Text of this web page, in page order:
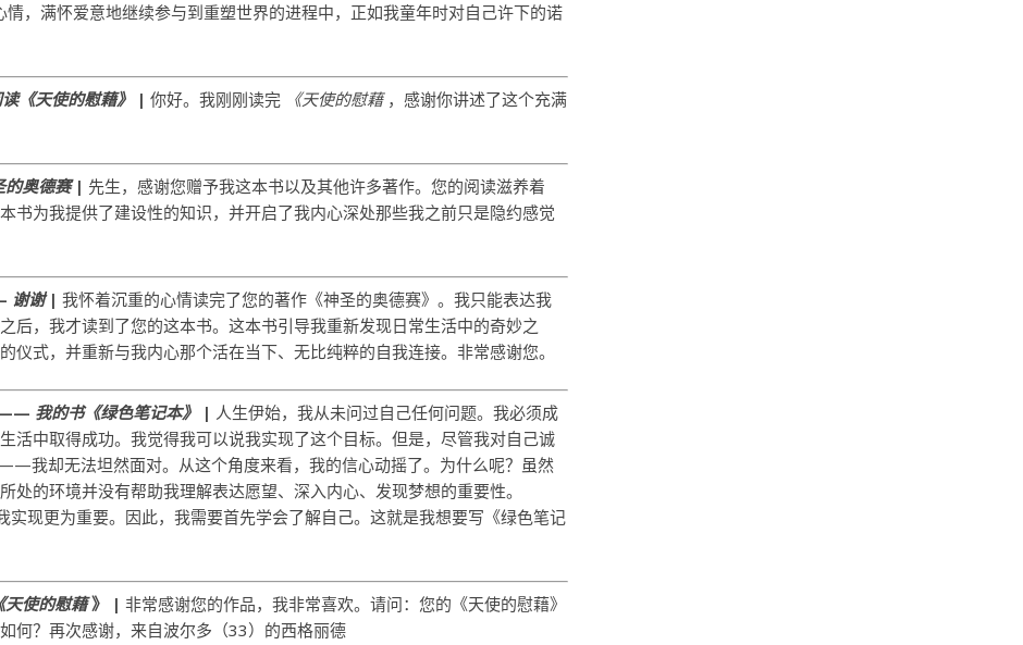
，满怀爱意地继续参与到重塑世界的进程中，正如我童年时对自己许下的诺
《天使的慰藉》 |你好。我刚刚读完 《天使的慰藉，感谢你讲述了这个充满
的奥德赛| 先生，感谢您赠予我这本书以及其他许多著作。您的阅读滋养着
书为我提供了建设性的知识，并开启了我内心深处那些我之前只是隐约感觉
谢谢|我怀着沉重的心情读完了您的著作《神圣的奥德赛》。我只能表达我
后，我才读到了您的这本书。这本书引导我重新发现日常生活中的奇妙之
仪式，并重新与我内心那个活在当下、无比纯粹的自我连接。非常感谢您。
—— 我的书《绿色笔记本》 | 人生伊始，我从未问过自己任何问题。我必须成
活中取得成功。我觉得我可以说我实现了这个目标。但是，尽管我对自己诚
我却无法坦然面对。从这个角度来看，我的信心动摇了。为什么呢？虽然
处的环境并没有帮助我理解表达愿望、深入内心、发现梦想的重要性。
实现更为重要。因此，我需要首先学会了解自己。这就是我想要写《绿色笔记
《天使的慰藉》 |非常感谢您的作品，我非常喜欢。请问：您的《天使的慰藉》
何？再次感谢，来自波尔多（33）的西格丽德